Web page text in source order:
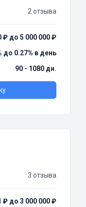
2 отзыва
₽ до 5 000 000 ₽
до 0.27% в день
90 - 1080 дн.
3 отзыва
₽ до 3 000 000 ₽